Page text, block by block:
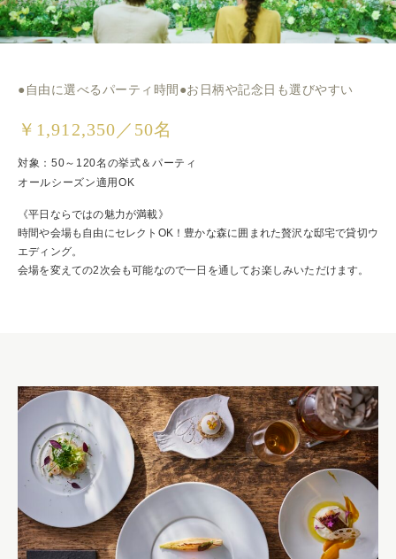
●自由に選べるパーティ時間●お日柄や記念日も選びやすい
￥1,912,350／50名
対象：50～120名の挙式＆パーティ
オールシーズン適用OK
《平日ならではの魅力が満載》
時間や会場も自由にセレクトOK！豊かな森に囲まれた贅沢な邸宅で貸切ウ
エディング。
会場を変えての2次会も可能なので一日を通してお楽しみいただけます。